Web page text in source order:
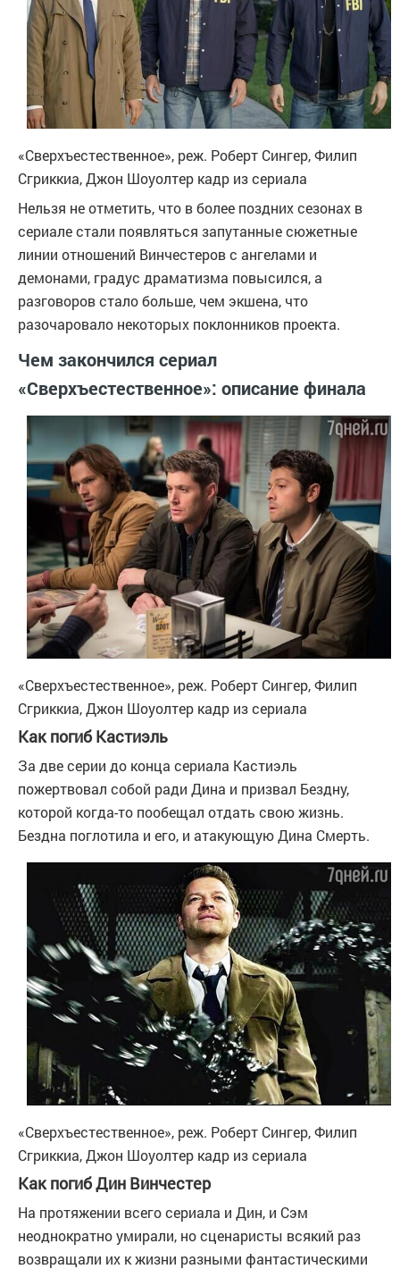
«Сверхъестественное», реж. Роберт Сингер, Филип
Сгриккиа, Джон Шоуолтер кадр из сериала
Нельзя не отметить, что в более поздних сезонах в
сериале стали появляться запутанные сюжетные
линии отношений Винчестеров с ангелами и
демонами, градус драматизма повысился, а
разговоров стало больше, чем экшена, что
разочаровало некоторых поклонников проекта.
Чем закончился сериал
«Сверхъестественное»: описание финала
«Сверхъестественное», реж. Роберт Сингер, Филип
Сгриккиа, Джон Шоуолтер кадр из сериала
Как погиб Кастиэль
За две серии до конца сериала Кастиэль
пожертвовал собой ради Дина и призвал Бездну,
которой когда-то пообещал отдать свою жизнь.
Бездна поглотила и его, и атакующую Дина Смерть.
«Сверхъестественное», реж. Роберт Сингер, Филип
Сгриккиа, Джон Шоуолтер кадр из сериала
Как погиб Дин Винчестер
На протяжении всего сериала и Дин, и Сэм
неоднократно умирали, но сценаристы всякий раз
возвращали их к жизни разными фантастическими